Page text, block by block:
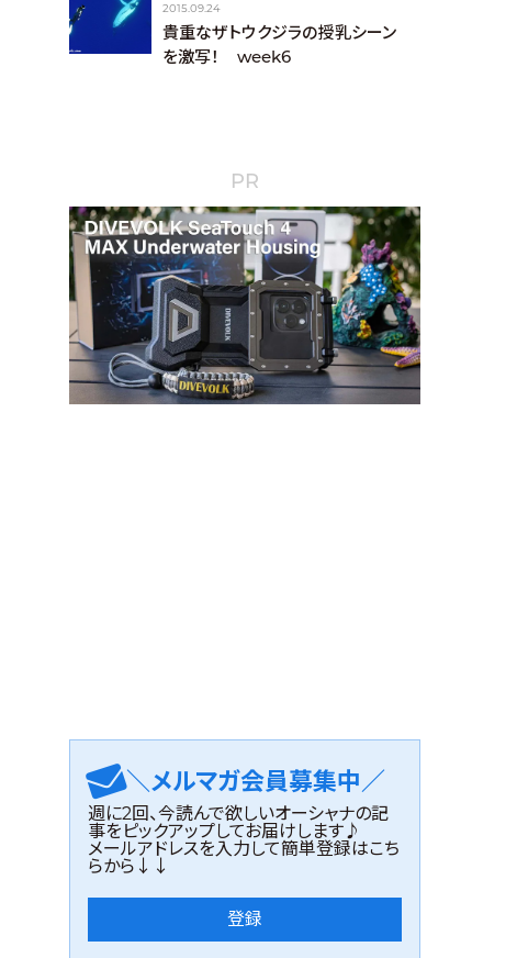
2015.09.24
貴重なザトウクジラの授乳シーン
を激写！ week6
PR
＼メルマガ会員募集中／
週に2回、今読んで欲しいオーシャナの記
事をピックアップしてお届けします♪
メールアドレスを入力して簡単登録はこち
らから↓↓
登録